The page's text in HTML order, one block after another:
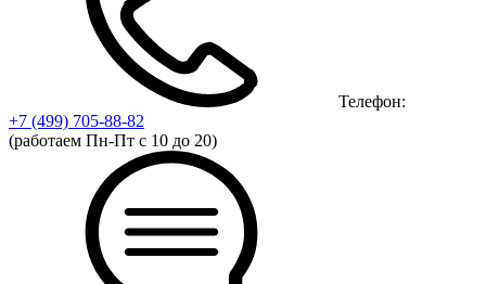
Телефон:
+7 (499) 705-88-82
(работаем Пн-Пт с 10 до 20)